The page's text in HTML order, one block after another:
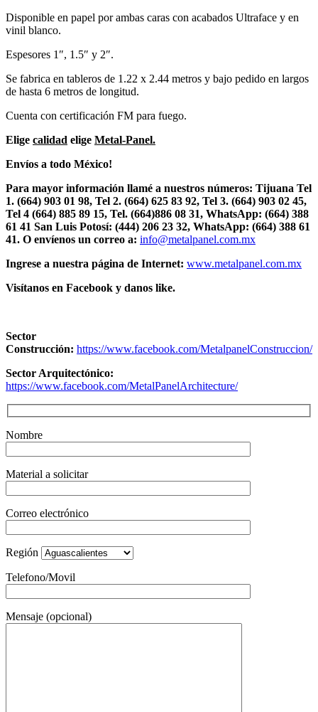
Disponible en papel por ambas caras con acabados Ultraface y en
vinil blanco.
Espesores 1″, 1.5″ y 2″.
Se fabrica en tableros de 1.22 x 2.44 metros y bajo pedido en largos
de hasta 6 metros de longitud.
Cuenta con certificación FM para fuego.
Elige calidad elige Metal-Panel.
Envíos a todo México!
Para mayor información llamé a nuestros números: Tijuana Tel
1. (664) 903 01 98, Tel 2. (664) 625 83 92, Tel 3. (664) 903 02 45,
Tel 4 (664) 885 89 15, Tel. (664)886 08 31, WhatsApp: (664) 388
61 41 San Luis Potosí: (444) 206 23 32, WhatsApp: (664) 388 61
41. O envíenos un correo a: info@metalpanel.com.mx
Ingrese a nuestra página de Internet: www.metalpanel.com.mx
Visítanos en Facebook y danos like.
Sector
Construcción: https://www.facebook.com/MetalpanelConstruccion/
Sector Arquitectónico:
https://www.facebook.com/MetalPanelArchitecture/
Nombre
Material a solicitar
Correo electrónico
Región
Telefono/Movil
Mensaje (opcional)